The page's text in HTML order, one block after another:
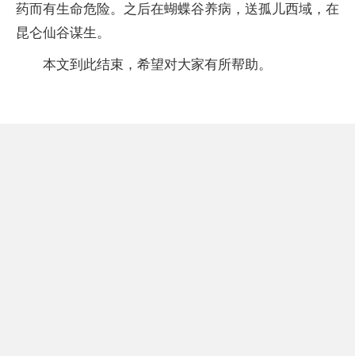
药而有生命危险。之后在蝴蝶谷养病，送孤儿西域，在
昆仑仙谷谋生。
本文到此结束，希望对大家有所帮助。